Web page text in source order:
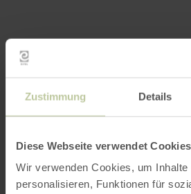
Zustimmung Details
Diese Webseite verwendet Cookies
Wir verwenden Cookies, um Inhalte
personalisieren, Funktionen für